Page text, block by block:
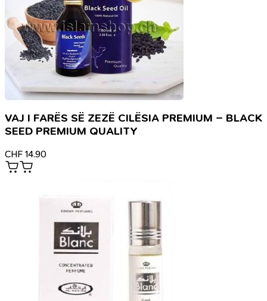
VAJ I FARËS SË ZEZË CILËSIA PREMIUM – BLACK
SEED PREMIUM QUALITY
CHF 14.90